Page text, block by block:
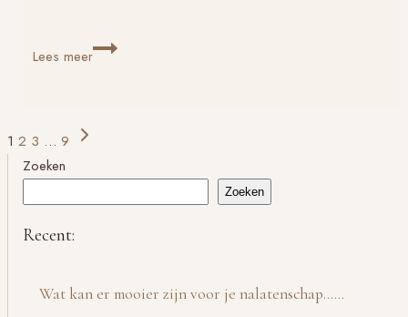
Lees meerLast
Paginanavigatie
1 2 3 … 9
Volgende
Zoeken
Zoeken
Recent:
Wat kan er mooier zijn voor je nalatenschap……